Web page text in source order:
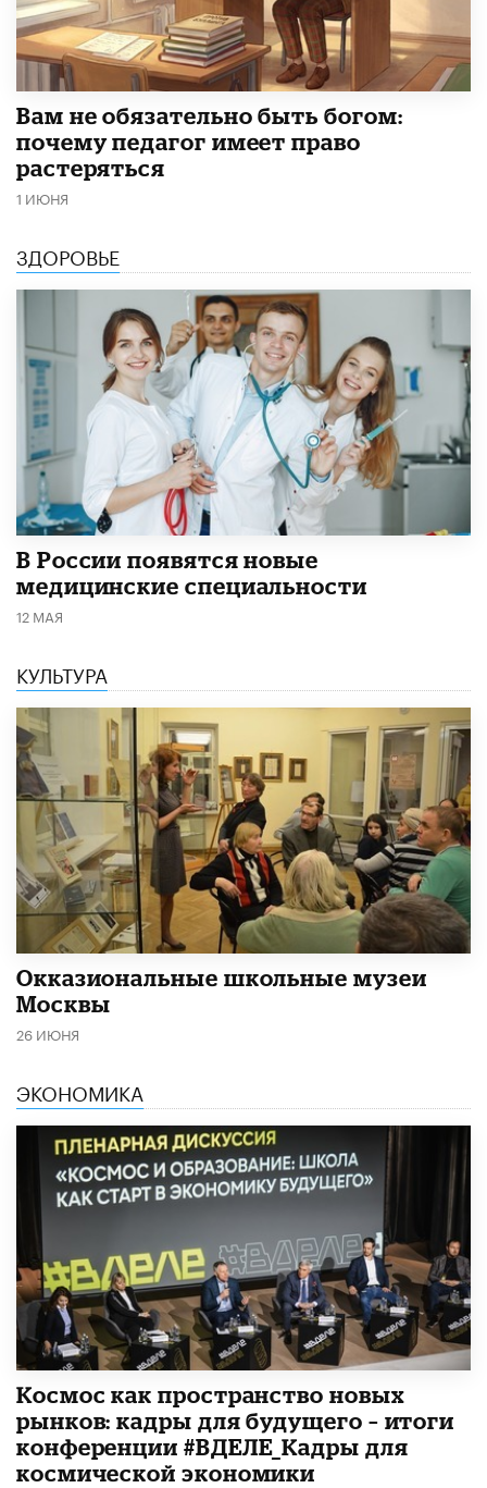
​Вам не обязательно быть богом:
почему педагог имеет право
растеряться
1 ИЮНЯ
ЗДОРОВЬЕ
В России появятся новые
медицинские специальности
12 МАЯ
КУЛЬТУРА
​Окказиональные школьные музеи
Москвы
26 ИЮНЯ
ЭКОНОМИКА
Космос как пространство новых
рынков: кадры для будущего – итоги
конференции #ВДЕЛЕ_Кадры для
космической экономики